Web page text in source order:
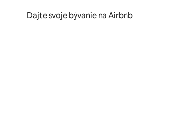
Dajte svoje bývanie na Airbnb